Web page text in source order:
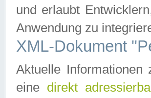
und erlaubt
Anwendung zu
XML-Dokument
Aktuelle
eine direkt